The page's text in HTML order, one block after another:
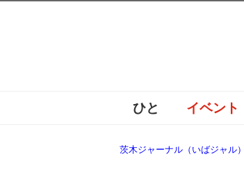
ひと イベント
茨木ジャーナル（いばジャル